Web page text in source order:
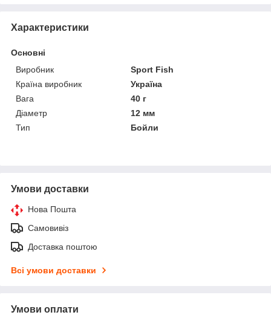
Характеристики
Основні
Виробник
Sport Fish
Країна виробник
Україна
Вага
40 г
Діаметр
12 мм
Тип
Бойли
Умови доставки
Нова Пошта
Самовивіз
Доставка поштою
Всі умови доставки
Умови оплати